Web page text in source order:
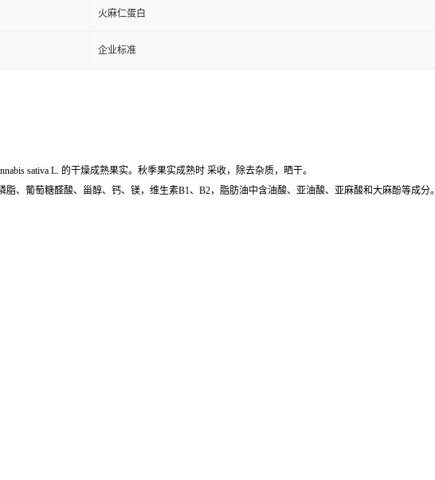
火麻仁蛋白
企业标准
sativa L. 的干燥成熟果实。秋季果实成熟时 采收，除去杂质，晒干。
脂、葡萄糖醛酸、甾醇、钙、镁，维生素B1、B2，脂肪油中含油酸、亚油酸、亚麻酸和大麻酚等成分。